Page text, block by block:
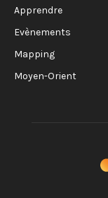
Apprendre
Evènements
Mapping
Moyen-Orient